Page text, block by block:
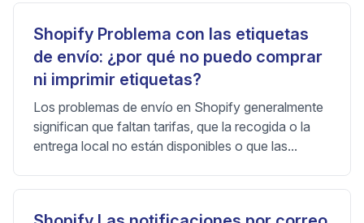
Shopify Problema con las etiquetas
de envío: ¿por qué no puedo comprar
ni imprimir etiquetas?
Los problemas de envío en Shopify generalmente
significan que faltan tarifas, que la recogida o la
entrega local no están disponibles o que las...